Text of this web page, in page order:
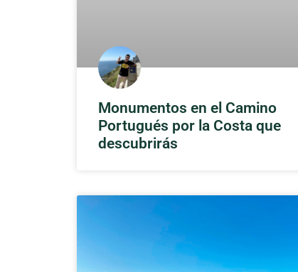
Monumentos en el Camino
Portugués por la Costa que
descubrirás